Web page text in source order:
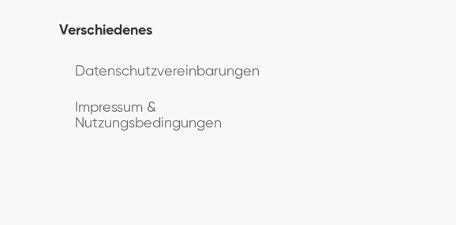
Verschiedenes
Datenschutzvereinbarungen
Impressum &
Nutzungsbedingungen